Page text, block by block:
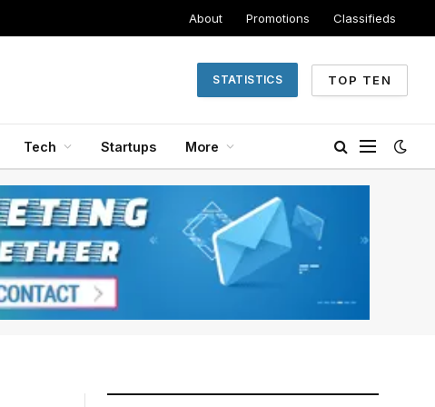
About Promotions Classifieds
STATISTICS TOP TEN
Tech Startups More